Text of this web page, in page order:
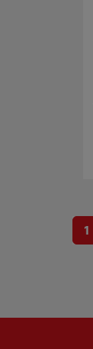
1